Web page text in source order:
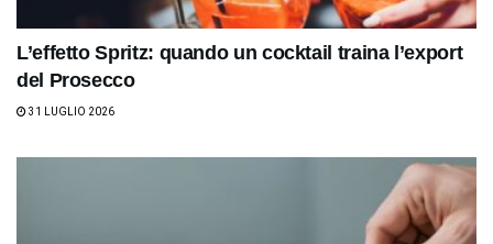
L’effetto Spritz: quando un cocktail traina l’export
del Prosecco
31 LUGLIO 2026